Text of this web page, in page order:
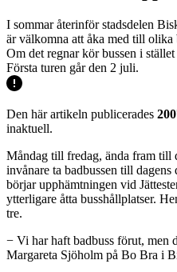
I sommar återinför stadsdelen
är välkomna att åka med till olika
Om det regnar kör bussen i
Första turen går den 2 juli.
Den här artikeln publicerades
inaktuell.
Måndag till fredag, ända fram till
invånare ta badbussen till
börjar upphämtningen vid
ytterligare åtta busshållplatser.
tre.
− Vi har haft badbuss förut, men
Margareta Sjöholm på Bo Bra i